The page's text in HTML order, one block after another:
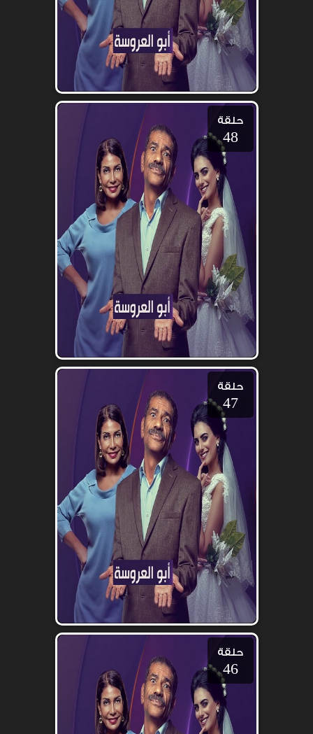
حلقة
48
حلقة
47
حلقة
46